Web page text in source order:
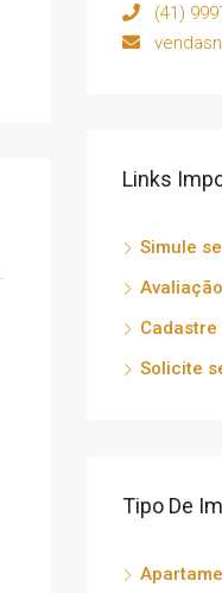
(41)
Links
Simule
Cadastre
Solicite
Tipo De